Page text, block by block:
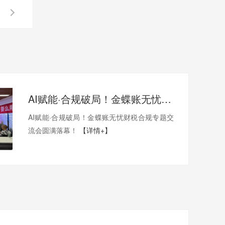
AI赋能·合规破局！金蝶账无忧财税合规专题交流会圆满落幕！
AI赋能·合规破局！金蝶账无忧财税合规专题交
流会圆满落幕！
【详情+】